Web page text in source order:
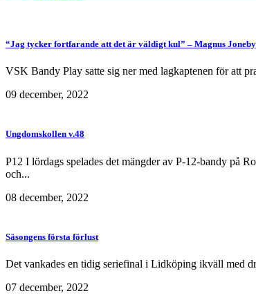
“Jag tycker fortfarande att det är väldigt kul” – Magnus Joneby
VSK Bandy Play satte sig ner med lagkaptenen för att
09 december, 2022
Ungdomskollen v.48
P12 I lördags spelades det mängder av P-12-bandy på
och...
08 december, 2022
Säsongens första förlust
Det vankades en tidig seriefinal i Lidköping ikväll med
07 december, 2022